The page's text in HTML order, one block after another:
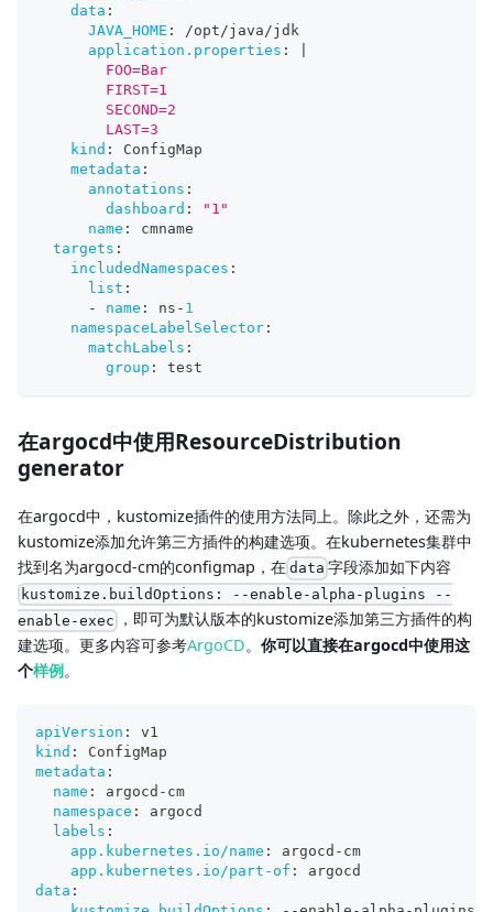
data :
JAVA_HOME :
/opt/java/jdk
application.properties :
        FOO=Bar
        FIRST=1
        SECOND=2
        LAST=3
kind :
ConfigMap
metadata :
annotations :
dashboard :
"1"
name :
cmname
targets :
includedNamespaces :
list :
-
name : ns - 1
namespaceLabelSelector :
matchLabels :
group : test
在argocd中使用ResourceDistribution
generator
在argocd中，kustomize插件的使用方法同上。除此之外，还需为
kustomize添加允许第三方插件的构建选项。在kubernetes集群中
找到名为argocd-cm的configmap，在 data 字段添加如下内容
kustomize.buildOptions: --enable-alpha-plugins --
enable-exec
，即可为默认版本的kustomize添加第三方插件的构
建选项。更多内容可参考ArgoCD。 你可以直接在argocd中使用这
个样例。
apiVersion :
v1
kind :
ConfigMap
metadata :
name : argocd - cm
namespace :
argocd
labels :
app.kubernetes.io/name : argocd - cm
app.kubernetes.io/part-of :
argocd
data :